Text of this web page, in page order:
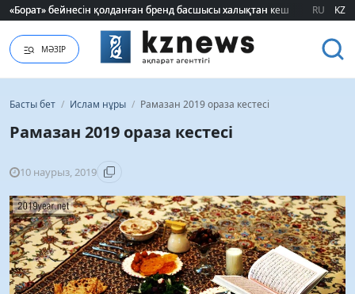
«Борат» бейнесін қолданған бренд басшысы халықтан кешірім сұрады
«Борат» бейнесін қолданған бренд басшысы халықтан кешірім сұрады
RU KZ
МӘЗІР
Басты бет / Ислам нұры / Рамазан 2019 ораза кестесі
Рамазан 2019 ораза кестесі
10 наурыз, 2019